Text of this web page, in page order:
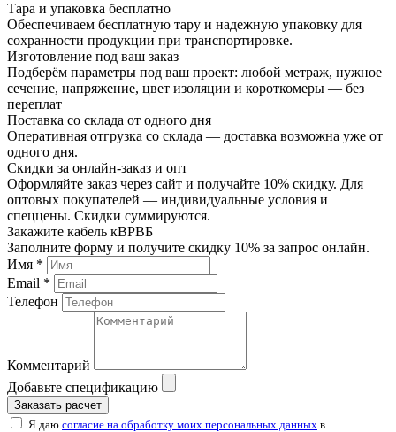
Тара и упаковка бесплатно
Обеспечиваем бесплатную тару и надежную упаковку для
сохранности продукции при транспортировке.
Изготовление под ваш заказ
Подберём параметры под ваш проект: любой метраж, нужное
сечение, напряжение, цвет изоляции и короткомеры — без
переплат
Поставка со склада от одного дня
Оперативная отгрузка со склада — доставка возможна уже от
одного дня.
Скидки за онлайн-заказ и опт
Оформляйте заказ через сайт и получайте 10% скидку. Для
оптовых покупателей — индивидуальные условия и
спеццены. Скидки суммируются.
Закажите кабель кВРВБ
Заполните форму и получите скидку 10% за запрос онлайн.
Имя *
Email *
Телефон
Комментарий
Добавьте спецификацию
Заказать расчет
Я даю согласие на обработку моих персональных данных в